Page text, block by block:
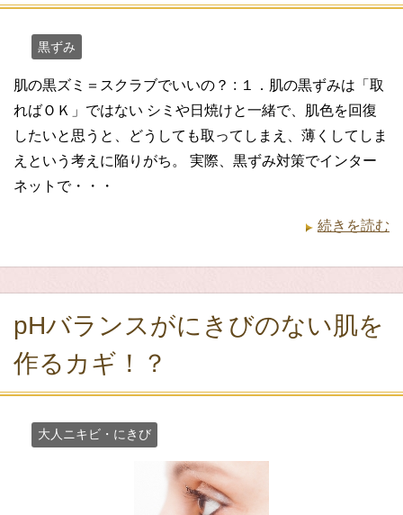
黒ずみ
肌の黒ズミ＝スクラブでいいの？ : １．肌の黒ずみは「取
ればＯＫ」ではない シミや日焼けと一緒で、肌色を回復
したいと思うと、どうしても取ってしまえ、薄くしてしま
えという考えに陥りがち。 実際、黒ずみ対策でインター
ネットで・・・
続きを読む
pHバランスがにきびのない肌を
作るカギ！？
大人ニキビ・にきび